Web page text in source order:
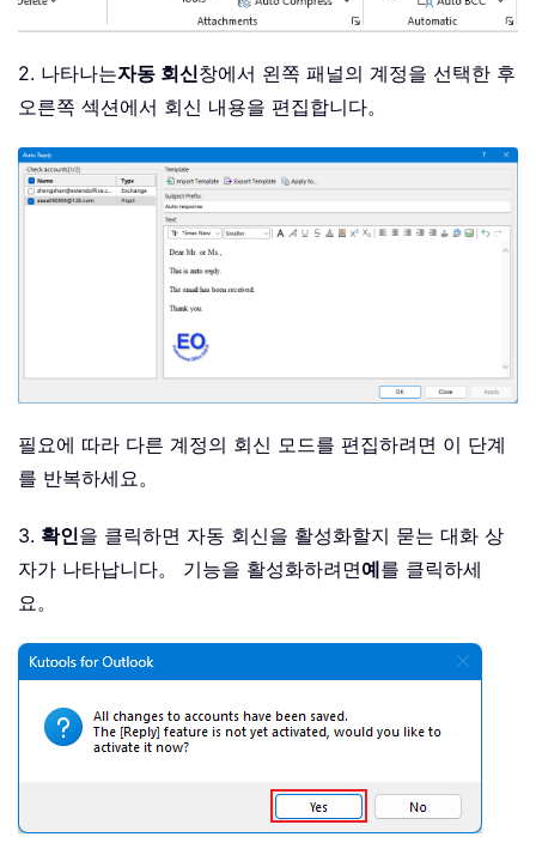
2. 나타나는자동 회신창에서 왼쪽 패널의 계정을 선택한 후
오른쪽 섹션에서 회신 내용을 편집합니다。
필요에 따라 다른 계정의 회신 모드를 편집하려면 이 단계
를 반복하세요。
3. 확인을 클릭하면 자동 회신을 활성화할지 묻는 대화 상
자가 나타납니다。 기능을 활성화하려면예를 클릭하세
요。